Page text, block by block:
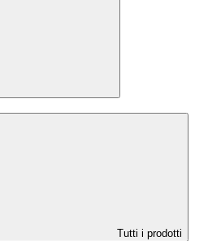
Tutti i prodotti